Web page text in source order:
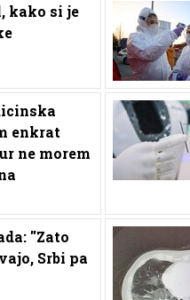
kako si je
enkrat
ne morem
''Zato
Srbi pa